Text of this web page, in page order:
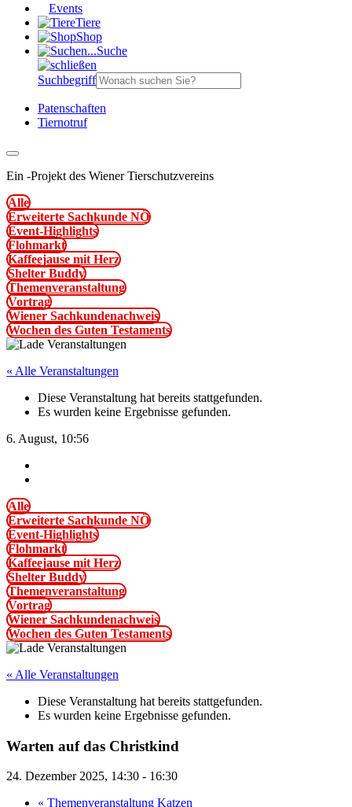
Events
Tiere
Shop
Suche
Suchbegriff
Patenschaften
Tiernotruf
Ein -Projekt des Wiener Tierschutzvereins
Alle
Erweiterte Sachkunde NÖ
Event-Highlights
Flohmarkt
Kaffeejause mit Herz
Shelter Buddy
Themenveranstaltung
Vortrag
Wiener Sachkundenachweis
Wochen des Guten Testaments
« Alle Veranstaltungen
Diese Veranstaltung hat bereits stattgefunden.
Es wurden keine Ergebnisse gefunden.
6. August, 10:56
Alle
Erweiterte Sachkunde NÖ
Event-Highlights
Flohmarkt
Kaffeejause mit Herz
Shelter Buddy
Themenveranstaltung
Vortrag
Wiener Sachkundenachweis
Wochen des Guten Testaments
« Alle Veranstaltungen
Diese Veranstaltung hat bereits stattgefunden.
Es wurden keine Ergebnisse gefunden.
Warten auf das Christkind
24. Dezember 2025, 14:30 - 16:30
« Themenveranstaltung Katzen